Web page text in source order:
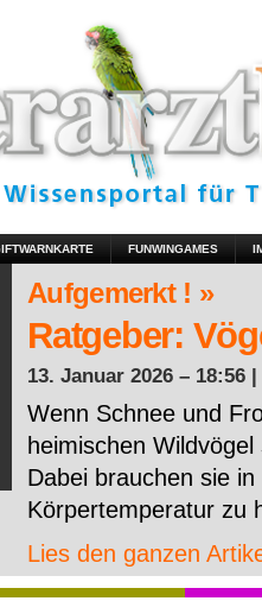
FUNWINGAMES
Aufgemerkt ! »
Ratgeber:
13. Januar 2026 – 18:56 |
Wenn Schnee und
heimischen
Dabei brauchen sie
Körpertemperatur zu
Lies den ganzen